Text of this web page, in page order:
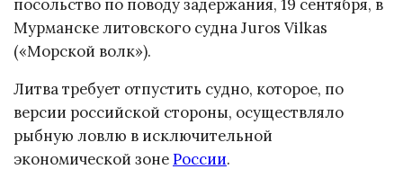
посольство по поводу задержания, 19 сентября, в
Мурманске литовского судна Juros Vilkas
(«Морской волк»).
Литва требует отпустить судно, которое, по
версии российской стороны, осуществляло
рыбную ловлю в исключительной
экономической зонеРоссии.